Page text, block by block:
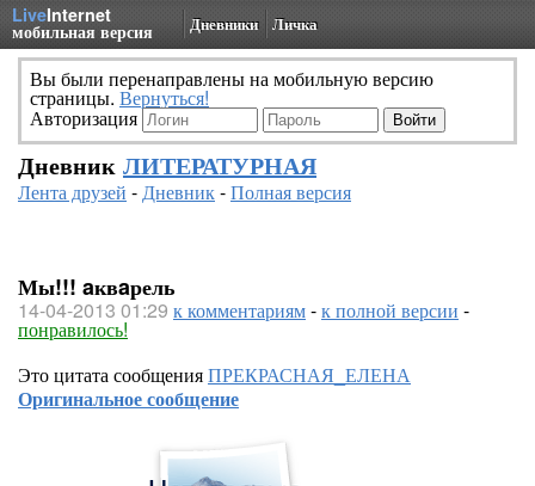
LiveInternet
мобильная версия Дневники Личка
Вы были перенаправлены на мобильную версию
страницы. Вернуться!
Авторизация
Дневник ЛИТЕРАТУРНАЯ
Лента друзей -Дневник-Полная версия
Мы!!! aквaрель
14-04-2013 01:29 к комментариям-к полной версии -
понравилось!
Это цитата сообщенияПРЕКРАСНАЯ_ЕЛЕНА
Оригинальное сообщение